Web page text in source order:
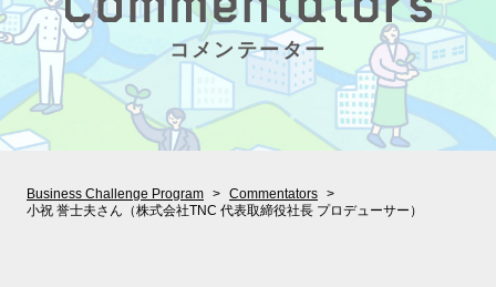
コメンテーター
Business Challenge Program
Commentators
小祝 誉士夫さん（株式会社TNC 代表取締役社長 プロデューサー）